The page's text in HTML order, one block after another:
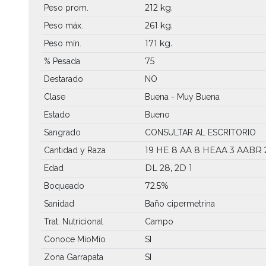
Peso prom. 212 kg.
Peso máx. 261 kg.
Peso mín. 171 kg.
% Pesada 75
Destarado
NO
Clase
Buena - Muy Buena
Estado
Bueno
Sangrado
CONSULTAR AL ESCRITORIO
Cantidad y Raza
19 HE 8 AA 8 HEAA3 AABR
Edad DL 28, 2D 1
Boqueado 72.5%
Sanidad
Baño cipermetrina
Trat. Nutricional
Campo
Conoce MíoMío
SI
Zona Garrapata
SI